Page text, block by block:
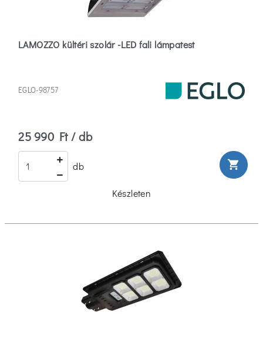
LAMOZZO kültéri szolár -LED fali lámpatest
EGLO-98757
25 990 Ft / db
db shopping_cart
Készleten